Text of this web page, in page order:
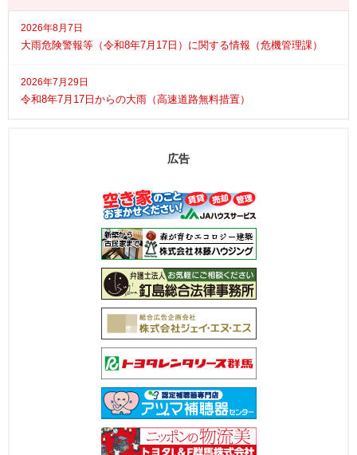
2026年8月7日
大雨危険警報等（令和8年7月17日）に関する情報（危機管理課）
2026年7月29日
令和8年7月17日からの大雨（高速道路無料措置）
広告